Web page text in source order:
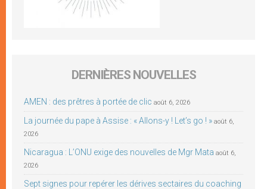
DERNIÈRES NOUVELLES
AMEN : des prêtres à portée de clic août 6, 2026
La journée du pape à Assise : « Allons-y ! Let’s go ! » août 6,
2026
Nicaragua : L’ONU exige des nouvelles de Mgr Mata août 6,
2026
Sept signes pour repérer les dérives sectaires du coaching